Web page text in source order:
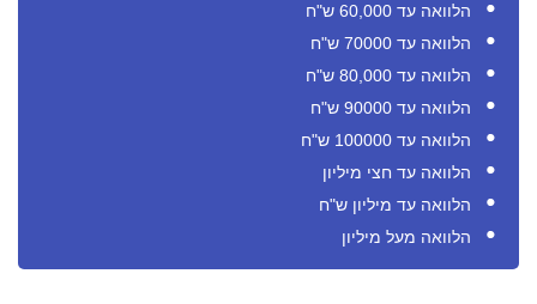
הלוואה עד 60,000 ש"ח
הלוואה עד 70000 ש"ח
הלוואה עד 80,000 ש"ח
הלוואה עד 90000 ש"ח
הלוואה עד 100000 ש"ח
הלוואה עד חצי מיליון
הלוואה עד מיליון ש"ח
הלוואה מעל מיליון